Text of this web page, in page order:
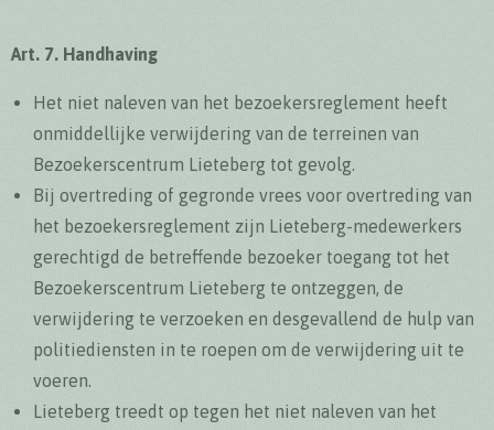
Art. 7. Handhaving
Het niet naleven van het bezoekersreglement heeft
onmiddellijke verwijdering van de terreinen van
Bezoekerscentrum Lieteberg tot gevolg.
Bij overtreding of gegronde vrees voor overtreding van
het bezoekersreglement zijn Lieteberg-medewerkers
gerechtigd de betreffende bezoeker toegang tot het
Bezoekerscentrum Lieteberg te ontzeggen, de
verwijdering te verzoeken en desgevallend de hulp van
politiediensten in te roepen om de verwijdering uit te
voeren.
Lieteberg treedt op tegen het niet naleven van het